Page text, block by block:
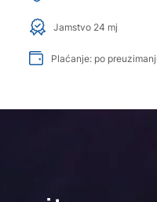
Jamstvo 24 mj
Plaćanje: po